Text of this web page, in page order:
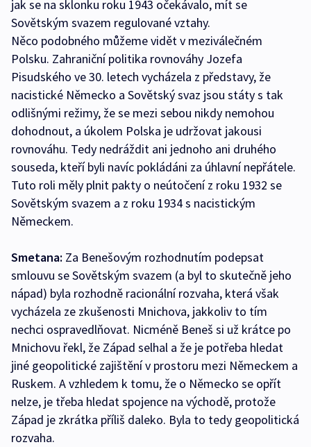
jak se na sklonku roku 1943 očekávalo, mít se
Sovětským svazem regulované vztahy.
Něco podobného můžeme vidět v meziválečném
Polsku. Zahraniční politika rovnováhy Jozefa
Pisudského ve 30. letech vycházela z představy, že
nacistické Německo a Sovětský svaz jsou státy s tak
odlišnými režimy, že se mezi sebou nikdy nemohou
dohodnout, a úkolem Polska je udržovat jakousi
rovnováhu. Tedy nedráždit ani jednoho ani druhého
souseda, kteří byli navíc pokládáni za úhlavní nepřátele.
Tuto roli měly plnit pakty o neútočení z roku 1932 se
Sovětským svazem a z roku 1934 s nacistickým
Německem.
Smetana: Za Benešovým rozhodnutím podepsat
smlouvu se Sovětským svazem (a byl to skutečně jeho
nápad) byla rozhodně racionální rozvaha, která však
vycházela ze zkušenosti Mnichova, jakkoliv to tím
nechci ospravedlňovat. Nicméně Beneš si už krátce po
Mnichovu řekl, že Západ selhal a že je potřeba hledat
jiné geopolitické zajištění v prostoru mezi Německem a
Ruskem. A vzhledem k tomu, že o Německo se opřít
nelze, je třeba hledat spojence na východě, protože
Západ je zkrátka příliš daleko. Byla to tedy geopolitická
rozvaha.